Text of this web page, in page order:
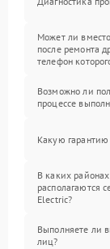
Может ли
после ремонта
телефон
Возможно ли
процессе
Какую гарантию
В каких
располагаются
Electric?
Выполняете ли
лиц?